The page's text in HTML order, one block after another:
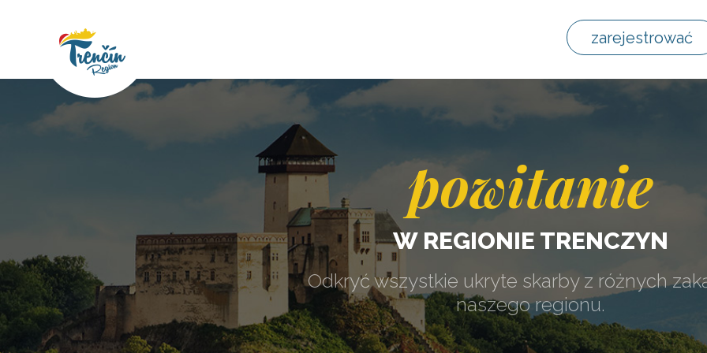
zarejestrować
powitanie
W REGIONIE TRENCZYN
Odkryć wszystkie ukryte skarby z różnych
naszego regionu.